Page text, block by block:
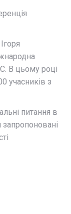
В цьому році
учасників з
питання в
запропоновані